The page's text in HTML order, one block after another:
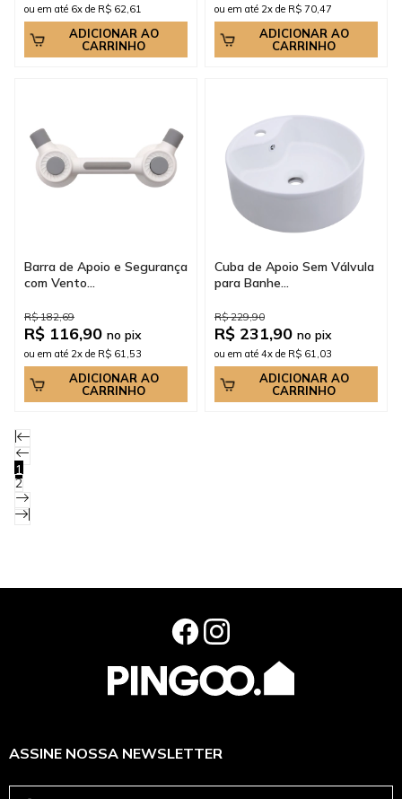
ou em até 6x de R$ 62,61
ADICIONAR AO
CARRINHO
ou em até 2x de R$ 70,47
ADICIONAR AO
CARRINHO
Barra de Apoio e Segurança
com Vento...
R$ 182,69
R$ 116,90 no pix
ou em até 2x de R$ 61,53
ADICIONAR AO
CARRINHO
Cuba de Apoio Sem Válvula
para Banhe...
R$ 229,90
R$ 231,90 no pix
ou em até 4x de R$ 61,03
ADICIONAR AO
CARRINHO
1
2
ASSINE NOSSA NEWSLETTER